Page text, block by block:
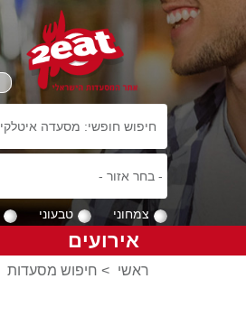
צמחוני טבעוני
אירועים
ראשי > חיפוש מסעדות